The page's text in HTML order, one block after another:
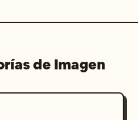
de Imagen